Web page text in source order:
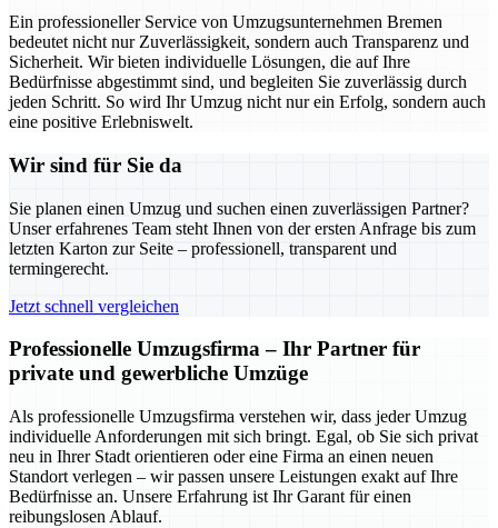
Ein professioneller Service von Umzugsunternehmen Bremen
bedeutet nicht nur Zuverlässigkeit, sondern auch Transparenz und
Sicherheit. Wir bieten individuelle Lösungen, die auf Ihre
Bedürfnisse abgestimmt sind, und begleiten Sie zuverlässig durch
jeden Schritt. So wird Ihr Umzug nicht nur ein Erfolg, sondern auch
eine positive Erlebniswelt.
Wir sind für Sie da
Sie planen einen Umzug und suchen einen zuverlässigen Partner?
Unser erfahrenes Team steht Ihnen von der ersten Anfrage bis zum
letzten Karton zur Seite – professionell, transparent und
termingerecht.
Jetzt schnell vergleichen
Professionelle Umzugsfirma – Ihr Partner für
private und gewerbliche Umzüge
Als professionelle Umzugsfirma verstehen wir, dass jeder Umzug
individuelle Anforderungen mit sich bringt. Egal, ob Sie sich privat
neu in Ihrer Stadt orientieren oder eine Firma an einen neuen
Standort verlegen – wir passen unsere Leistungen exakt auf Ihre
Bedürfnisse an. Unsere Erfahrung ist Ihr Garant für einen
reibungslosen Ablauf.